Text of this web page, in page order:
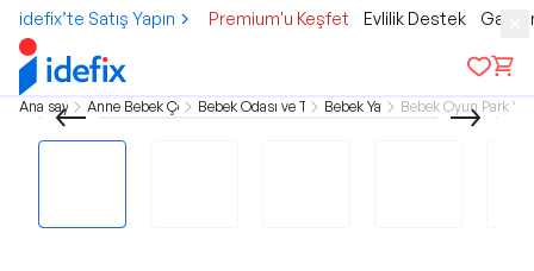
idefix’te Satış Yapın Premium'u Keşfet Evlilik Destek
Ana sayfa Anne Bebek ÇocukBebek Odası ve TekstilBebek Yatak Bebek Oyun Park